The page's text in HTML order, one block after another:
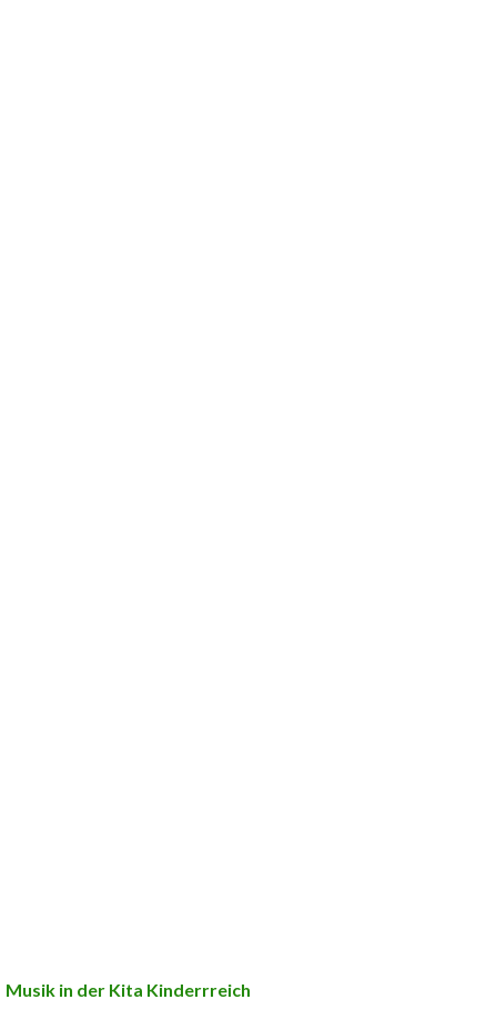
Musik in der Kita Kinderrreich